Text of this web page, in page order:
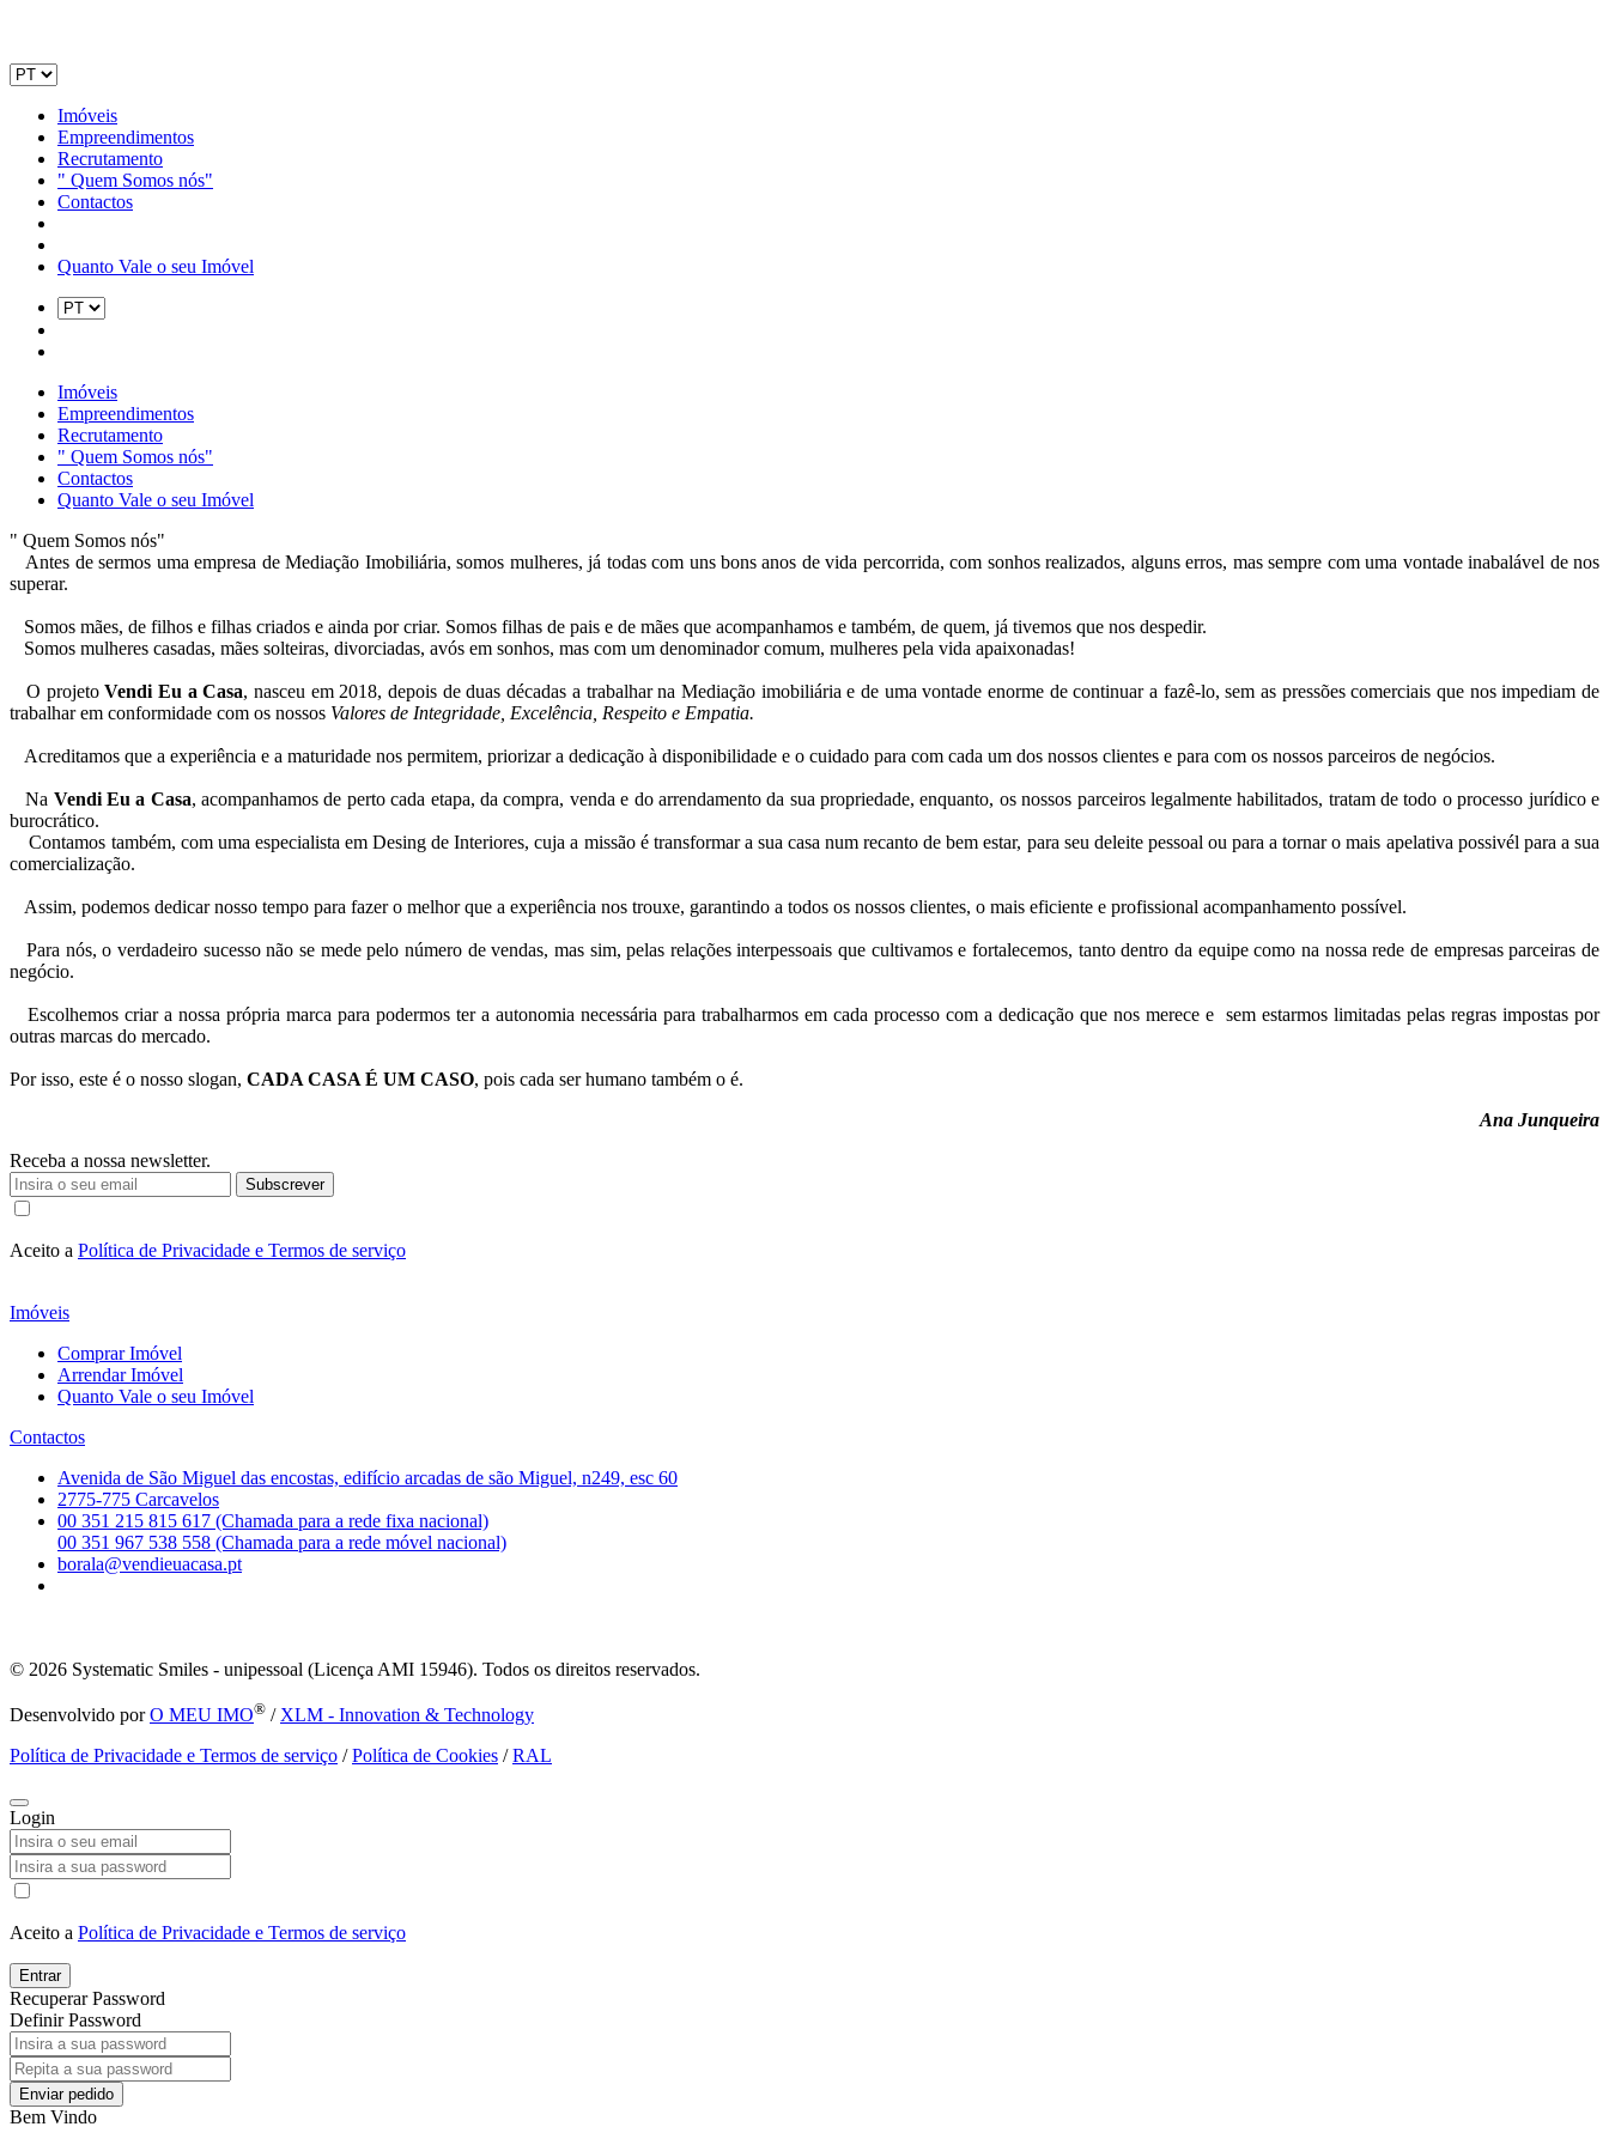
Imóveis
Empreendimentos
Recrutamento
" Quem Somos nós"
Contactos
Quanto Vale o seu Imóvel
Imóveis
Empreendimentos
Recrutamento
" Quem Somos nós"
Contactos
Quanto Vale o seu Imóvel
" Quem Somos nós"
Antes de sermos uma empresa de Mediação Imobiliária, somos mulheres, já todas com uns bons anos de vida percorrida, com sonhos realizados, alguns erros, mas sempre com uma vontade inabalável de nos
superar.
Somos mães, de filhos e filhas criados e ainda por criar. Somos filhas de pais e de mães que acompanhamos e também, de quem, já tivemos que nos despedir.
Somos mulheres casadas, mães solteiras, divorciadas, avós em sonhos, mas com um denominador comum, mulheres pela vida apaixonadas!
O projetoVendi Eu a Casa, nasceu em 2018, depois de duas décadas a trabalhar na Mediação imobiliária e de uma vontade enorme de continuar a fazê-lo, sem as pressões comerciais que nos impediam de
trabalhar em conformidade com os nossos Valores de Integridade, Excelência, Respeito e Empatia.
Acreditamos que a experiência e a maturidade nos permitem, priorizar a dedicação à disponibilidade e o cuidado para com cada um dos nossos clientes e para com os nossos parceiros de negócios.
Na Vendi Eu a Casa, acompanhamos de perto cada etapa, da compra, venda e do arrendamento da sua propriedade, enquanto, os nossos parceiros legalmente habilitados, tratam de todo o processo jurídico e
burocrático.
Contamos também, com uma especialista em Desing de Interiores, cuja a missão é transformar a sua casa num recanto de bem estar, para seu deleite pessoal ou para a tornar o mais apelativa possivél para a sua
comercialização.
Assim, podemos dedicar nosso tempo para fazer o melhor que a experiência nos trouxe, garantindo a todos os nossos clientes, o mais eficiente e profissional acompanhamento possível.
Para nós, o verdadeiro sucesso não se mede pelo número de vendas, mas sim, pelas relações interpessoais que cultivamos e fortalecemos, tanto dentro da equipe como na nossa rede de empresas parceiras de
negócio.
Escolhemos criar a nossa própria marca para podermos ter a autonomia necessária para trabalharmos em cada processo com a dedicação que nos merece e sem estarmos limitadas pelas regras impostas por
outras marcas do mercado.
Por isso, este é o nosso slogan, CADA CASA É UM CASO, pois cada ser humano também o é.
Ana Junqueira
Receba a nossa newsletter.
Subscrever
Aceito a Política de Privacidade e Termos de serviço
Imóveis
Comprar Imóvel
Arrendar Imóvel
Quanto Vale o seu Imóvel
Contactos
Avenida de São Miguel das encostas, edifício arcadas de são Miguel, n249, esc 60
2775-775 Carcavelos
00 351 215 815 617 (Chamada para a rede fixa nacional)
00 351 967 538 558 (Chamada para a rede móvel nacional)
borala@vendieuacasa.pt
© 2026 Systematic Smiles - unipessoal (Licença AMI 15946). Todos os direitos reservados.
Desenvolvido porO MEU IMO® / XLM - Innovation & Technology
Política de Privacidade e Termos de serviço /Política de Cookies /RAL
Login
Aceito a Política de Privacidade e Termos de serviço
Entrar
Recuperar Password
Definir Password
Enviar pedido
Bem Vindo